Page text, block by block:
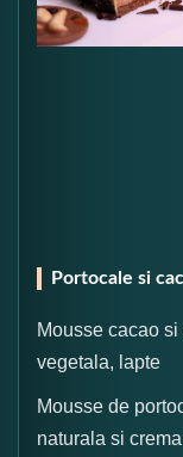
Portocale si
Mousse cacao
vegetala, lapte
Mousse de
naturala si